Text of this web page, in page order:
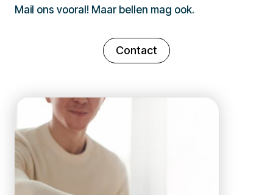
Mail ons vooral! Maar bellen mag ook.
Contact